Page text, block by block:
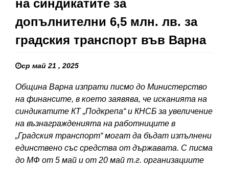
на синдикатите за
допълнителни 6,5 млн. лв. за
градския транспорт във Варна
ср май 21 , 2025
Община Варна изпрати писмо до Министерство
на финансите, в което заявява, че исканията на
синдикатите КТ „Подкрепа“ и КНСБ за увеличение
на възнагражденията на работниците в
„Градския транспорт“ могат да бъдат изпълнени
единствено със средства от държавата. С писма
до МФ от 5 май и от 20 май т.г. организациите